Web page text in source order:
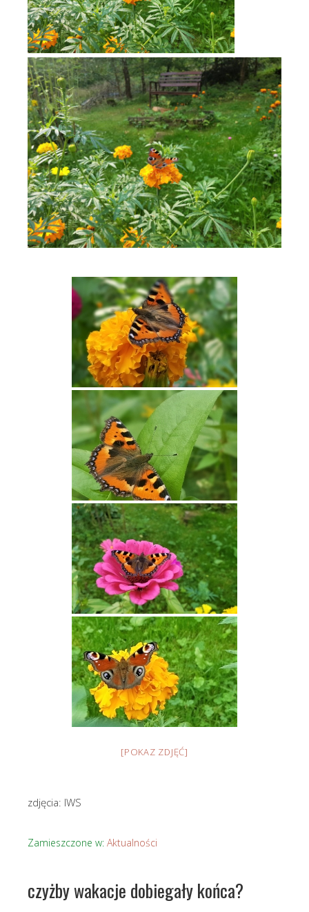
[POKAZ ZDJĘĆ]
zdjęcia: IWS
Zamieszczone w: Aktualności
czyżby wakacje dobiegały końca?